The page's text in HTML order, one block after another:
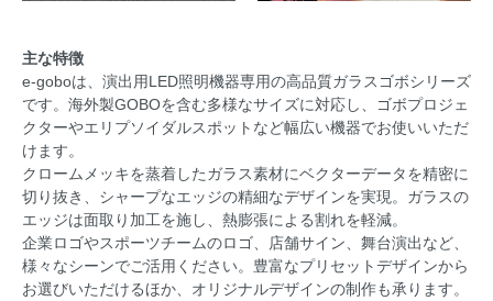
主な特徴
e-goboは、演出用LED照明機器専用の高品質ガラスゴボシリーズ
です。海外製GOBOを含む多様なサイズに対応し、ゴボプロジェ
クターやエリプソイダルスポットなど幅広い機器でお使いいただ
けます。
クロームメッキを蒸着したガラス素材にベクターデータを精密に
切り抜き、シャープなエッジの精細なデザインを実現。ガラスの
エッジは面取り加工を施し、熱膨張による割れを軽減。
企業ロゴやスポーツチームのロゴ、店舗サイン、舞台演出など、
様々なシーンでご活用ください。豊富なプリセットデザインから
お選びいただけるほか、オリジナルデザインの制作も承ります。